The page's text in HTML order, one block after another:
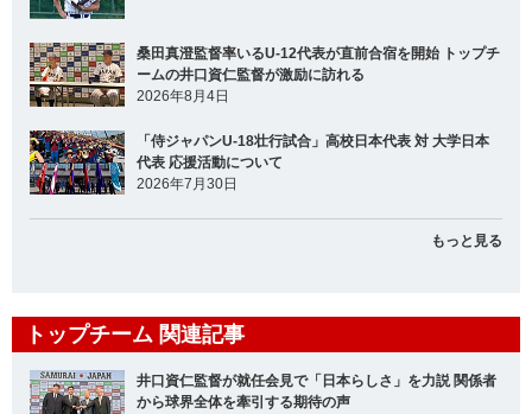
桑田真澄監督率いるU-12代表が直前合宿を開始 トップチ
ームの井口資仁監督が激励に訪れる
2026年8月4日
「侍ジャパンU-18壮行試合」高校日本代表 対 大学日本
代表 応援活動について
2026年7月30日
もっと見る
トップチーム 関連記事
井口資仁監督が就任会見で「日本らしさ」を力説 関係者
から球界全体を牽引する期待の声